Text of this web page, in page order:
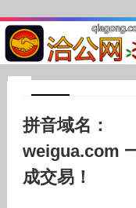
拼音域名：
weigua.com
成交易！